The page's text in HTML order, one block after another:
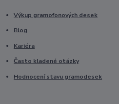
Výkup gramofonových desek
Blog
Kariéra
Často kladené otázky
Hodnocení stavu gramodesek